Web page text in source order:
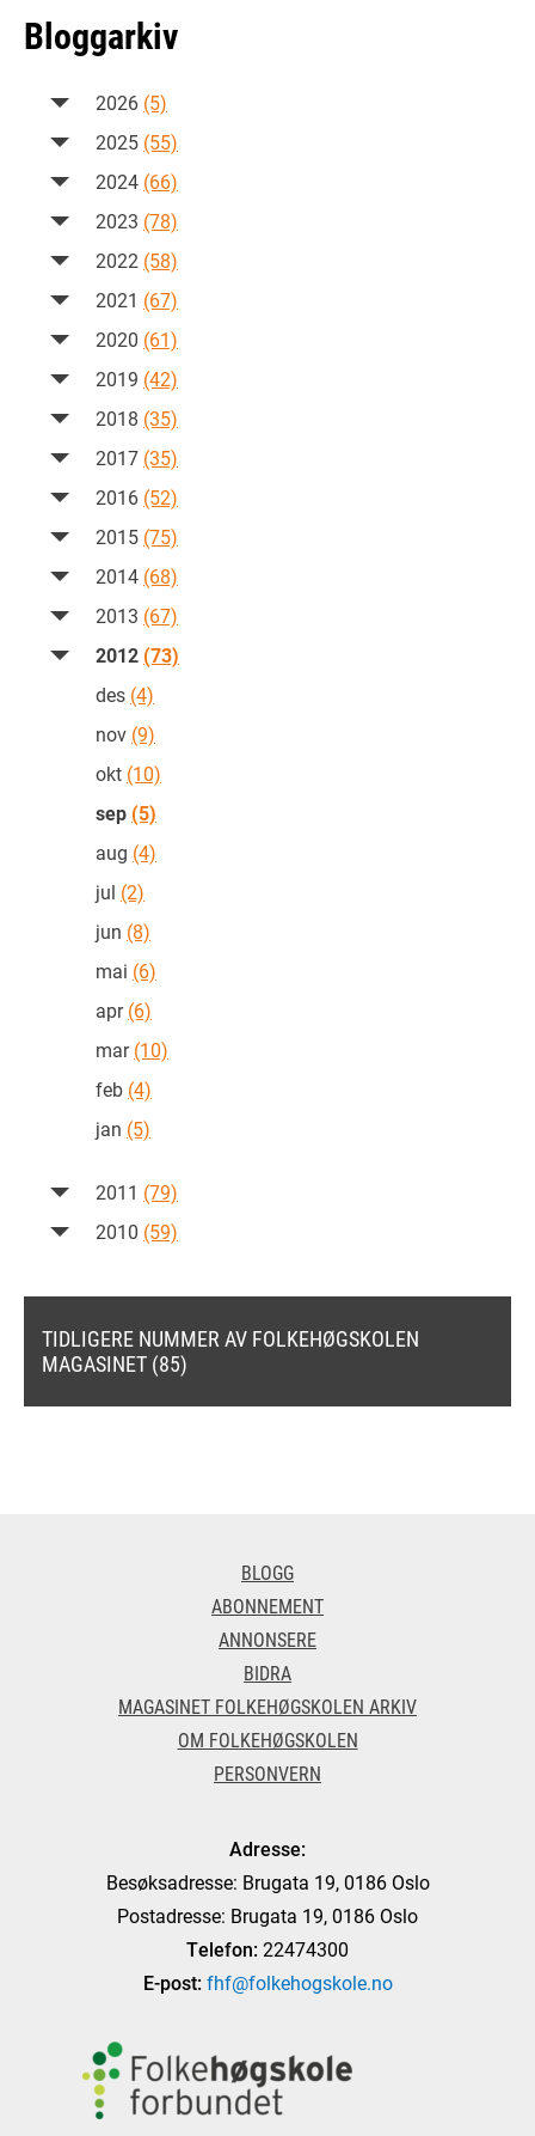
Bloggarkiv
2026 (5)
2025 (55)
2024 (66)
2023 (78)
2022 (58)
2021 (67)
2020 (61)
2019 (42)
2018 (35)
2017 (35)
2016 (52)
2015 (75)
2014 (68)
2013 (67)
2012 (73)
des (4)
nov (9)
okt (10)
sep (5)
aug (4)
jul (2)
jun (8)
mai (6)
apr(6)
mar(10)
feb (4)
jan (5)
2011 (79)
2010 (59)
TIDLIGERE NUMMER AV FOLKEHØGSKOLEN
MAGASINET (85)
BLOGG
ABONNEMENT
ANNONSERE
BIDRA
MAGASINET FOLKEHØGSKOLEN ARKIV
OM FOLKEHØGSKOLEN
PERSONVERN
Adresse:
Besøksadresse: Brugata 19, 0186 Oslo
Postadresse: Brugata 19, 0186 Oslo
Telefon: 22474300
E-post: fhf@folkehogskole.no